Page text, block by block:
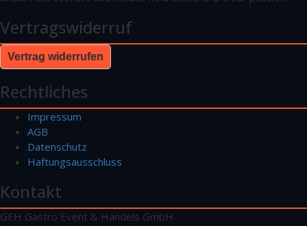
Vertragswiderruf
Vertrag widerrufen
Rechtliches
Impressum
AGB
Datenschutz
Haftungsausschluss
Kontakt
GEH Gastro Event & Handels GmbH